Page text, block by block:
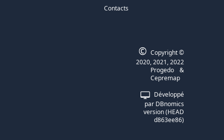
Contacts
Développé
par DBnomics
version(HEAD
d863ee86)
© Copyright ©
2020, 2021, 2022
Progedo
&
Cepremap